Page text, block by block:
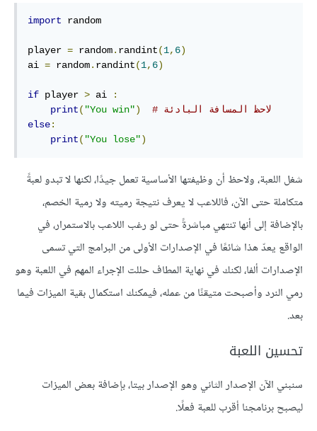
import random
player = random. randint(1, 6)
ai = random. randint(1, 6)
if player > ai
:
print( "You win")
# لاحظ المسافة البادئة
else:
print( "You lose")
شغل اللعبة، ولاحظ أن وظيفتها الأساسية تعمل جيدًا، لكنها لا تبدو لعبةً
متكاملة حتى الآن، فاللاعب لا يعرف نتيجة رميته ولا رمية الخصم،
بالإضافة إلى أنها تنتهي مباشرةً حتى لو رغب اللاعب بالاستمرار، في
الواقع يعدّ هذا شائعًا في الإصدارات الأولى من البرامج التي تسمى
الإصدارات ألفا، لكنك في نهاية المطاف حللت الإجراء المهم في اللعبة وهو
رمي النرد وأصبحت متيقنًا من عمله، فيمكنك استكمال بقية الميزات فيما
بعد.
تحسين اللعبة
سنبني الآن الإصدار الثاني وهو الإصدار بيتا، بإضافة بعض الميزات
ليصبح برنامجنا أقرب للعبة فعلًا.